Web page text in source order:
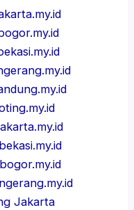
Jakarta